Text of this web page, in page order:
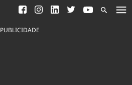
Saneamento
Indicadores
PUBLICIDADE